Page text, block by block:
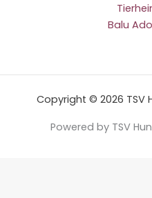
Balu
Copyright © 2026 TSV
Powered by TSV